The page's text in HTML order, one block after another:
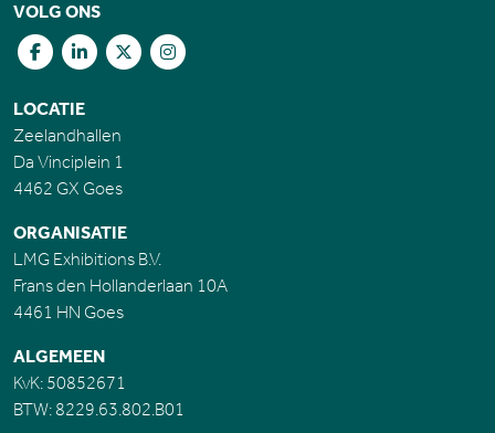
VOLG ONS
LOCATIE
Zeelandhallen
Da Vinciplein 1
4462 GX Goes
ORGANISATIE
LMG Exhibitions B.V.
Frans den Hollanderlaan 10A
4461 HN Goes
ALGEMEEN
KvK: 50852671
BTW: 8229.63.802.B01